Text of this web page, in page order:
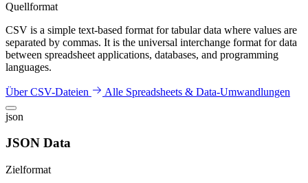
Quellformat
CSV is a simple text-based format for tabular data where values are
separated by commas. It is the universal interchange format for data
between spreadsheet applications, databases, and programming
languages.
Über CSV-Dateien Alle Spreadsheets & Data-Umwandlungen
json
JSON Data
Zielformat